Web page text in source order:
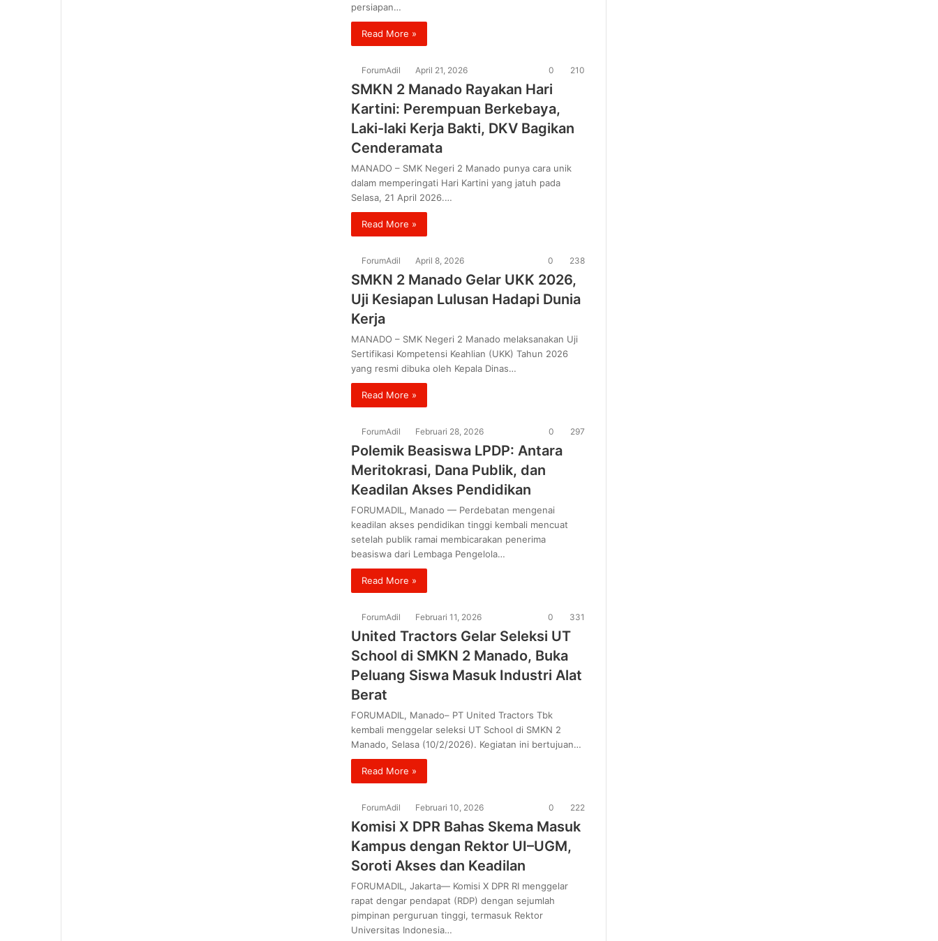
persiapan…
Read More »
ForumAdil April 21, 2026 0 210
SMKN 2 Manado Rayakan Hari
Kartini: Perempuan Berkebaya,
Laki-laki Kerja Bakti, DKV Bagikan
Cenderamata
MANADO – SMK Negeri 2 Manado punya cara unik
dalam memperingati Hari Kartini yang jatuh pada
Selasa, 21 April 2026.…
Read More »
ForumAdil April 8, 2026 0 238
SMKN 2 Manado Gelar UKK 2026,
Uji Kesiapan Lulusan Hadapi Dunia
Kerja
MANADO – SMK Negeri 2 Manado melaksanakan Uji
Sertifikasi Kompetensi Keahlian (UKK) Tahun 2026
yang resmi dibuka oleh Kepala Dinas…
Read More »
ForumAdil Februari 28, 2026 0 297
Polemik Beasiswa LPDP: Antara
Meritokrasi, Dana Publik, dan
Keadilan Akses Pendidikan
FORUMADIL, Manado — Perdebatan mengenai
keadilan akses pendidikan tinggi kembali mencuat
setelah publik ramai membicarakan penerima
beasiswa dari Lembaga Pengelola…
Read More »
ForumAdil Februari 11, 2026 0 331
United Tractors Gelar Seleksi UT
School di SMKN 2 Manado, Buka
Peluang Siswa Masuk Industri Alat
Berat
FORUMADIL, Manado– PT United Tractors Tbk
kembali menggelar seleksi UT School di SMKN 2
Manado, Selasa (10/2/2026). Kegiatan ini bertujuan…
Read More »
ForumAdil Februari 10, 2026 0 222
Komisi X DPR Bahas Skema Masuk
Kampus dengan Rektor UI–UGM,
Soroti Akses dan Keadilan
FORUMADIL, Jakarta— Komisi X DPR RI menggelar
rapat dengar pendapat (RDP) dengan sejumlah
pimpinan perguruan tinggi, termasuk Rektor
Universitas Indonesia…